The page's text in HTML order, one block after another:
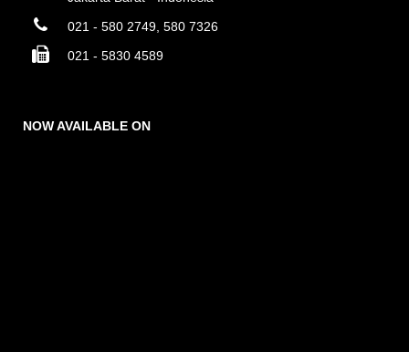
021 - 580 2749, 580 7326
021 - 5830 4589
NOW AVAILABLE ON